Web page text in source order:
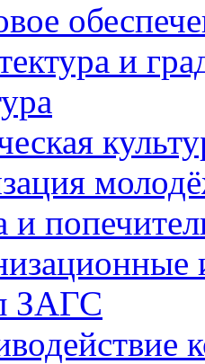
и
и
ЗАГС